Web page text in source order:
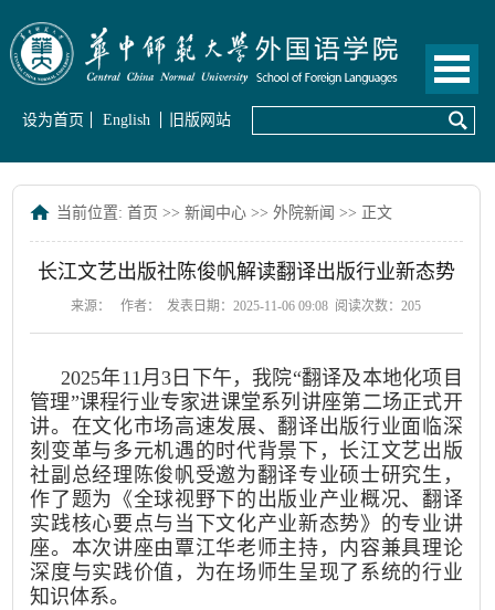
设为首页 English 旧版网站
当前位置:首页 >>新闻中心 >>外院新闻 >> 正文
长江文艺出版社陈俊帆解读翻译出版行业新态势
来源： 作者： 发表日期：2025-11-06 09:08 阅读次数：205
2025年11月3日下午，我院“翻译及本地化项目
管理”课程行业专家进课堂系列讲座第二场正式开
讲。在文化市场高速发展、翻译出版行业面临深
刻变革与多元机遇的时代背景下，长江文艺出版
社副总经理陈俊帆受邀为翻译专业硕士研究生，
作了题为《全球视野下的出版业产业概况、翻译
实践核心要点与当下文化产业新态势》的专业讲
座。本次讲座由覃江华老师主持，内容兼具理论
深度与实践价值，为在场师生呈现了系统的行业
知识体系。